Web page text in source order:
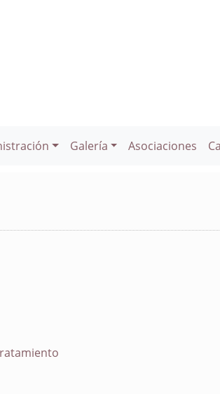
Galería Asociaciones